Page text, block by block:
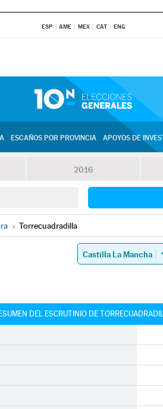
ESP AME MEX CAT ENG
ESCAÑOS POR PROVINCIA APOYOS DE
2016
» Torrecuadradilla
DEL ESCRUTINIO DE